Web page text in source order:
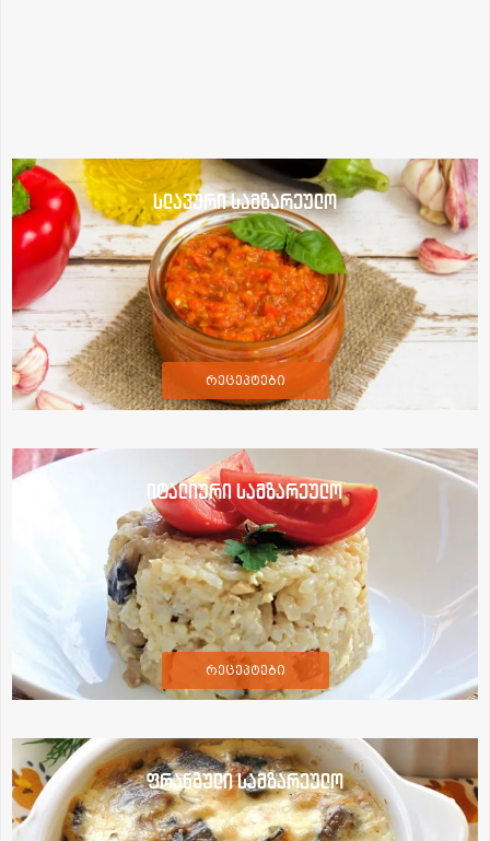
სლავური სამზარეულო
რეცეპტები
იტალიური სამზარეულო
რეცეპტები
ფრანგული სამზარეულო